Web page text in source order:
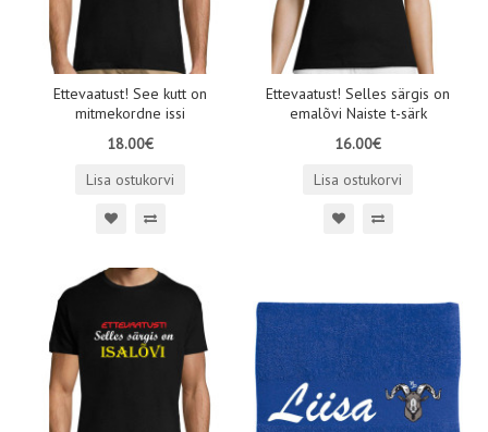
Ettevaatust! See kutt on
mitmekordne issi
18.00€
Lisa ostukorvi
Ettevaatust! Selles särgis on
emalõvi Naiste t-särk
16.00€
Lisa ostukorvi